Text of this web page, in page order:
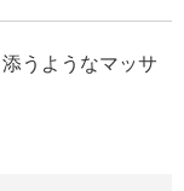
うようなマッサ